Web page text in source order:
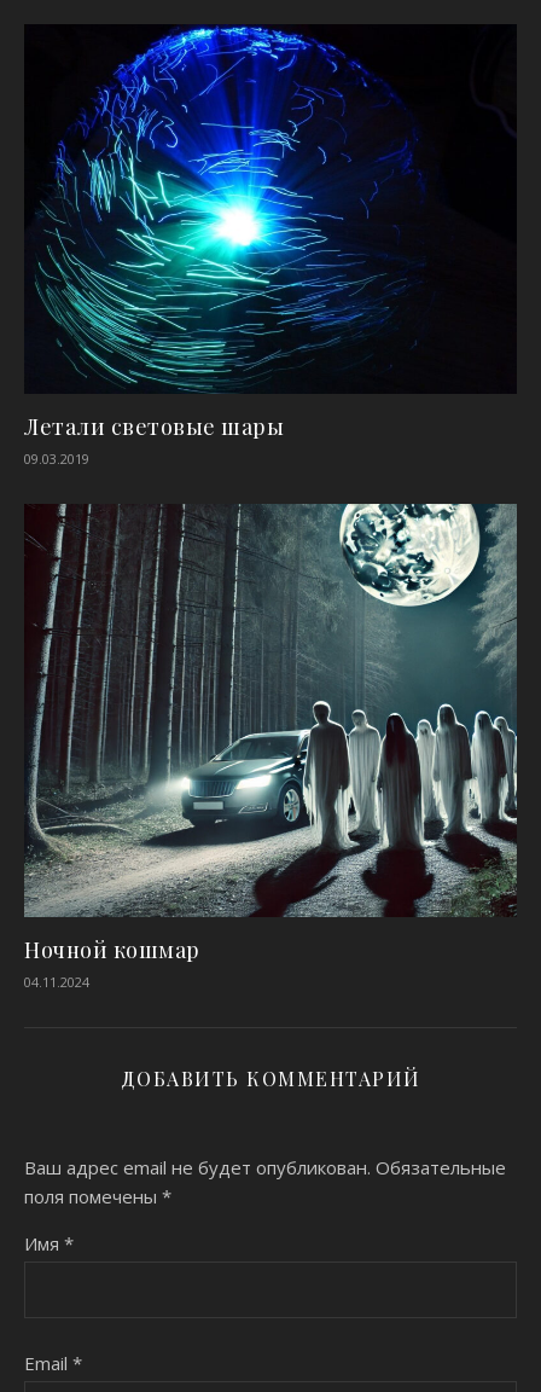
Летали световые шары
09.03.2019
Ночной кошмар
04.11.2024
ДОБАВИТЬ КОММЕНТАРИЙ
Ваш адрес email не будет опубликован. Обязательные
поля помечены *
Имя *
Email *